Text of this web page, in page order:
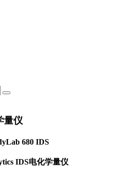
量仪
680 IDS
IDS电化学量仪